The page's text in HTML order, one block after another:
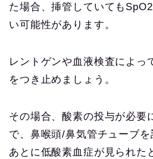
た場合、挿管していても
い可能性があります。
レントゲンや血液検査によっ
をつき止めましょう。
その場合、酸素の投与が必要
で、鼻喉頭/鼻気管チューブ
あとに低酸素血症が見られた